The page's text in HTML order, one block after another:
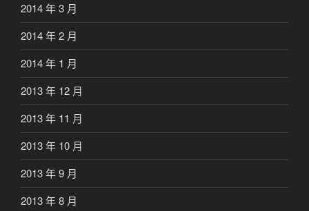
2014 年 3 月
2014 年 2 月
2014 年 1 月
2013 年 12 月
2013 年 11 月
2013 年 10 月
2013 年 9 月
2013 年 8 月